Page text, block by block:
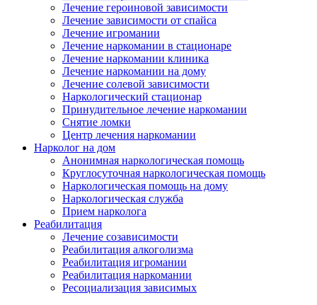
Лечение героиновой зависимости
Лечение зависимости от спайса
Лечение игромании
Лечение наркомании в стационаре
Лечение наркомании клиника
Лечение наркомании на дому
Лечение солевой зависимости
Наркологический стационар
Принудительное лечение наркомании
Снятие ломки
Центр лечения наркомании
Нарколог на дом
Анонимная наркологическая помощь
Круглосуточная наркологическая помощь
Наркологическая помощь на дому
Наркологическая служба
Прием нарколога
Реабилитация
Лечение созависимости
Реабилитация алкоголизма
Реабилитация игромании
Реабилитация наркомании
Ресоциализация зависимых